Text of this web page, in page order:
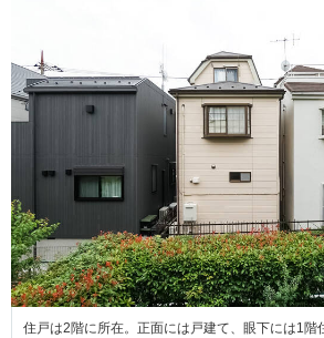
住戸は2階に所在。正面には戸建て、眼下には1階